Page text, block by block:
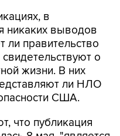
в
никаких выводов
ли правительство
о
жизни. В них
ли НЛО
США.
что публикация